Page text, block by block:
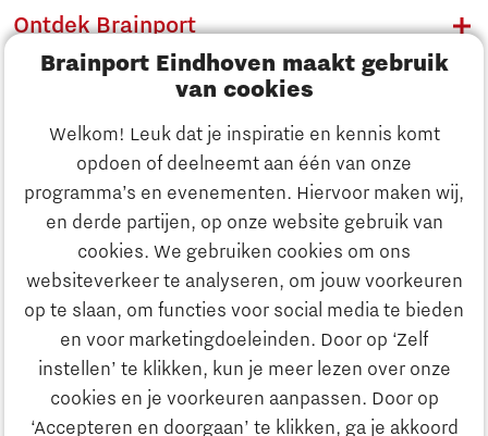
Brainport Eindhoven maakt gebruik
van cookies
Welkom! Leuk dat je inspiratie en kennis komt
opdoen of deelneemt aan één van onze
programma’s en evenementen. Hiervoor maken wij,
en derde partijen, op onze website gebruik van
cookies. We gebruiken cookies om ons
websiteverkeer te analyseren, om jouw voorkeuren
op te slaan, om functies voor social media te bieden
en voor marketingdoeleinden. Door op ‘Zelf
instellen’ te klikken, kun je meer lezen over onze
cookies en je voorkeuren aanpassen. Door op
‘Accepteren en doorgaan’ te klikken, ga je akkoord
Ontdek Brainport
Innovatie
Ondernemen
Ontdek Brainport
Innovatie
Ondernemen
Onderwijs
Maatschappelijk
Strategie & Organisatie
Zoeken
Contact